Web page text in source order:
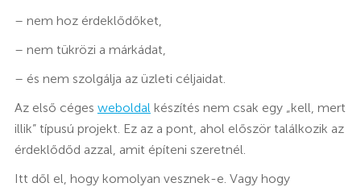
– nem hoz érdeklődőket,
– nem tükrözi a márkádat,
– és nem szolgálja az üzleti céljaidat.
Az első céges weboldalkészítés nem csak egy „kell, mert
illik” típusú projekt. Ez az a pont, ahol először találkozik az
érdeklődőd azzal, amit építeni szeretnél.
Itt dől el, hogy komolyan vesznek-e. Vagy hogy